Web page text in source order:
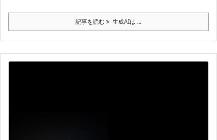
記事を読む 生成AIは ...